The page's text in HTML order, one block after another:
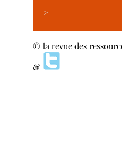
>
© la revue des
&